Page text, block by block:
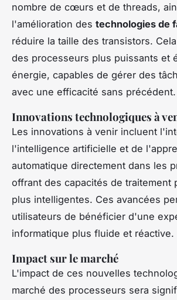
nombre de cœurs et de threads,
l'amélioration des technologies de
réduire la taille des transistors.
des processeurs plus puissants et
énergie, capables de gérer des
avec une efficacité sans précédent.
Innovations technologiques à
Les innovations à venir incluent
l'intelligence artificielle et de
automatique directement dans les
offrant des capacités de traitement
plus intelligentes. Ces avancées
utilisateurs de bénéficier d'une
informatique plus fluide et réactive.
Impact sur le marché
L'impact de ces nouvelles
marché des processeurs sera